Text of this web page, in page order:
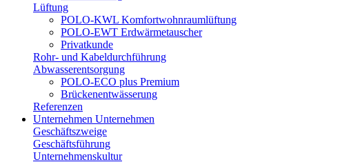
Lüftung
POLO-KWL Komfortwohnraumlüftung
POLO-EWT Erdwärmetauscher
Privatkunde
Rohr- und Kabeldurchführung
Abwasserentsorgung
POLO-ECO plus Premium
Brückenentwässerung
Referenzen
Unternehmen Unternehmen
Geschäftszweige
Geschäftsführung
Unternehmenskultur